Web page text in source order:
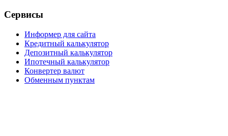
Сервисы
Информер для сайта
Кредитный калькулятор
Депозитный калькулятор
Ипотечный калькулятор
Конвертер валют
Обменным пунктам